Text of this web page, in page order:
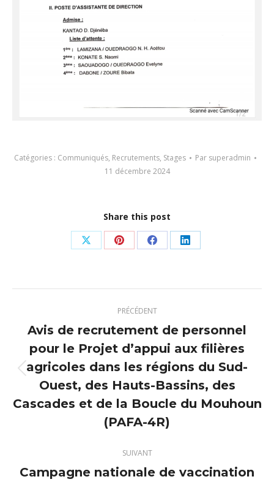
Catégories : Communiqués, Recrutements, Stages Par superadmin
11 décembre 2024
Share this post
Partager
X
Partager
Pinterest
Partager
Facebook
Partager
LinkedIn
article
PRÉCÉDENT
Article
précédent
:
Avis de recrutement de personnel
pour le Projet d’appui aux filières
agricoles dans les régions du Sud-
Ouest, des Hauts-Bassins, des
Cascades et de la Boucle du Mouhoun
(PAFA-4R)
SUIVANT
Campagne nationale de vaccination